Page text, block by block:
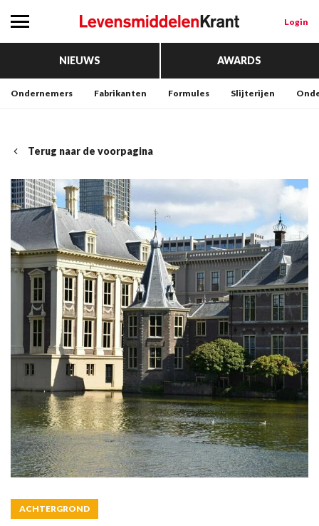
Login
NIEUWS AWARDS
Ondernemers Fabrikanten Formules Slijterijen
Terug naar de voorpagina
ACHTERGROND